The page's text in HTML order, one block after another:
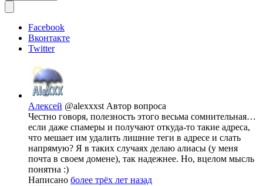
Facebook
Вконтакте
Twitter
Алексей @alexxxst Автор вопроса
Честно говоря, полезность этого весьма сомнительная…
если даже спамеры и получают откуда-то такие адреса,
что мешает им удалить лишние теги в адресе и слать
напрямую? Я в таких случаях делаю алиасы (у меня
почта в своем домене), так надежнее. Но, вцелом мысль
понятна :)
Написано более трёх лет назад